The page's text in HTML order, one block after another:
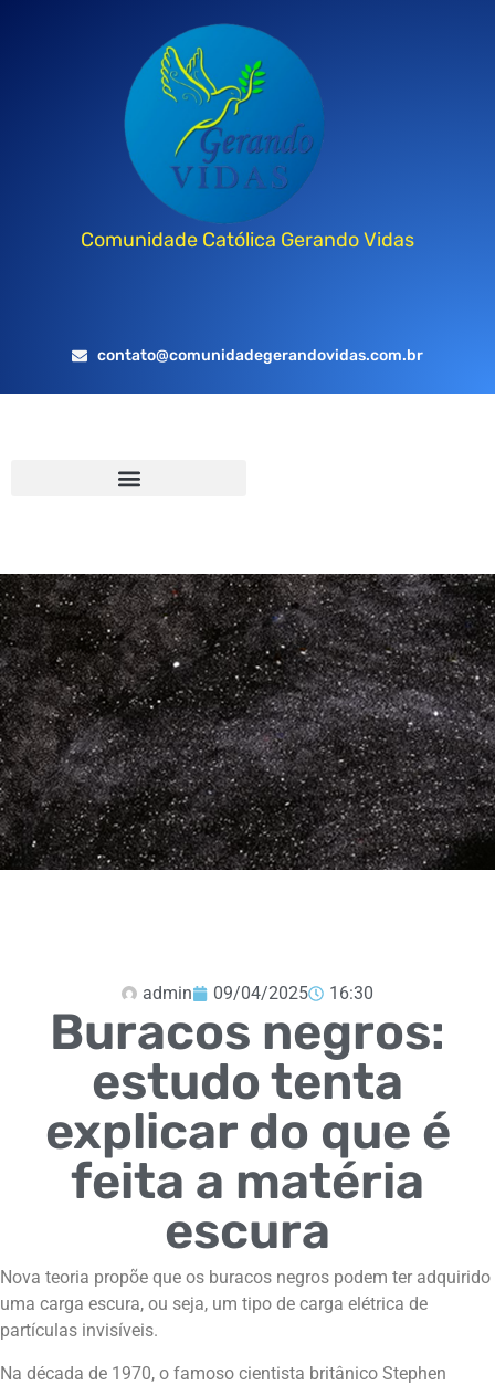
Comunidade Católica Gerando Vidas
contato@comunidadegerandovidas.com.br
admin 09/04/2025 16:30
Buracos negros:
estudo tenta
explicar do que é
feita a matéria
escura
Nova teoria propõe que os buracos negros podem ter adquirido
uma carga escura, ou seja, um tipo de carga elétrica de
partículas invisíveis.
Na década de 1970, o famoso cientista britânico Stephen